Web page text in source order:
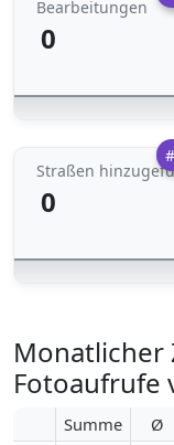
Bearbeitungen
0
Straßen
0
Monatlicher
Fotoaufrufe
Summe Ø